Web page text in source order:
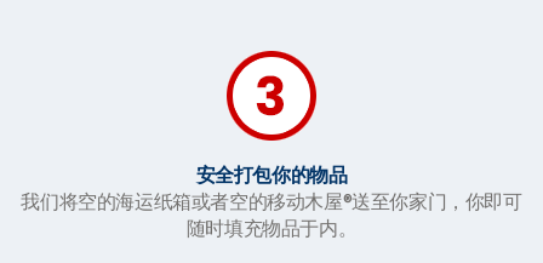
安全打包你的物品
我们将空的海运纸箱或者空的移动木屋®送至你家门，你即可
随时填充物品于内。